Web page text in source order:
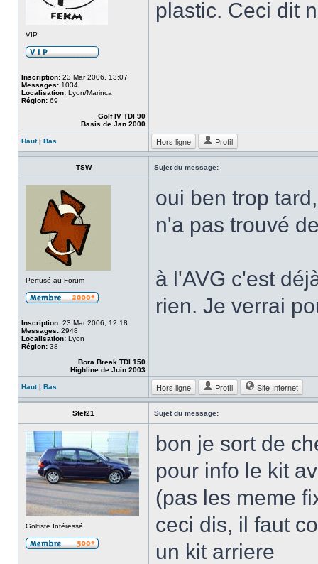
VIP
Inscription: 23 Mar 2006, 13:07
Messages: 1034
Localisation: Lyon/Marinca
Région: 69
Golf IV TDI 90
Basis de Jan 2000
plastic. Ceci dit
Haut| Bas Hors ligne Profil
TSW Sujet du message:
Perfusé au Forum
Inscription: 23 Mar 2006, 12:18
Messages: 2948
Localisation: Lyon
Région: 38
Bora Break TDI 150
Highline de Juin 2003
oui ben trop
n'a pas trouvé
à l'AVG c'est
rien. Je verrai
Haut| Bas Hors ligne Profil Site Internet
Stef21 Sujet du message:
Golfiste Intéressé
bon je sort de
pour info le kit
(pas les meme
ceci dis, il faut
un kit arriere